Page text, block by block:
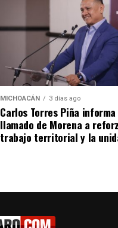
MICHOACÁN 3 días ago
Carlos Torres Piña
llamado de Morena a
trabajo territorial y la